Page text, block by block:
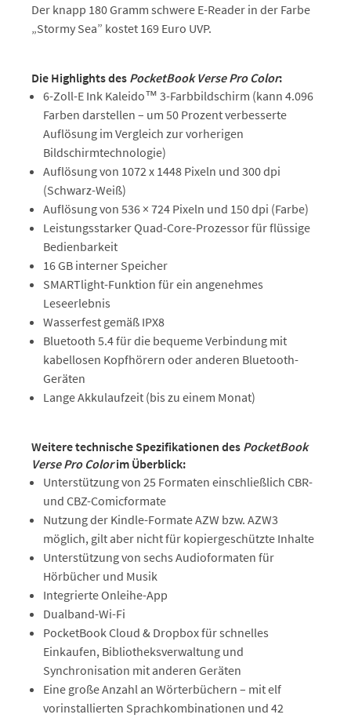
Der knapp 180 Gramm schwere E-Reader in der Farbe
„Stormy Sea” kostet 169 Euro UVP.
Die Highlights des PocketBook Verse Pro Color:
6-Zoll-E Ink Kaleido™ 3-Farbbildschirm (kann 4.096
Farben darstellen – um 50 Prozent verbesserte
Auflösung im Vergleich zur vorherigen
Bildschirmtechnologie)
Auflösung von 1072 x 1448 Pixeln und 300 dpi
(Schwarz-Weiß)
Auflösung von 536 × 724 Pixeln und 150 dpi (Farbe)
Leistungsstarker Quad-Core-Prozessor für flüssige
Bedienbarkeit
16 GB interner Speicher
SMARTlight-Funktion für ein angenehmes
Leseerlebnis
Wasserfest gemäß IPX8
Bluetooth 5.4 für die bequeme Verbindung mit
kabellosen Kopfhörern oder anderen Bluetooth-
Geräten
Lange Akkulaufzeit (bis zu einem Monat)
Weitere technische Spezifikationen des PocketBook
Verse Pro Colorim Überblick:
Unterstützung von 25 Formaten einschließlich CBR-
und CBZ-Comicformate
Nutzung der Kindle-Formate AZW bzw. AZW3
möglich, gilt aber nicht für kopiergeschützte Inhalte
Unterstützung von sechs Audioformaten für
Hörbücher und Musik
Integrierte Onleihe-App
Dualband-Wi-Fi
PocketBook Cloud & Dropbox für schnelles
Einkaufen, Bibliotheksverwaltung und
Synchronisation mit anderen Geräten
Eine große Anzahl an Wörterbüchern – mit elf
vorinstallierten Sprachkombinationen und 42